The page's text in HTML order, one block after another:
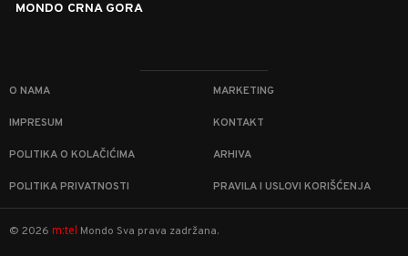
MONDO CRNA GORA
O NAMA MARKETING
IMPRESUM KONTAKT
POLITIKA O KOLAČIĆIMA ARHIVA
POLITIKA PRIVATNOSTI PRAVILA I USLOVI KORIŠĆENJA
© 2026 m:tel Mondo Sva prava zadržana.